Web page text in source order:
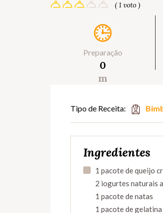
( 1 voto )
Preparação
0
m
Tipo de Receita:
Ingredientes
1 pacote de queijo
2 iogurtes naturais
1 pacote de natas
1 pacote de